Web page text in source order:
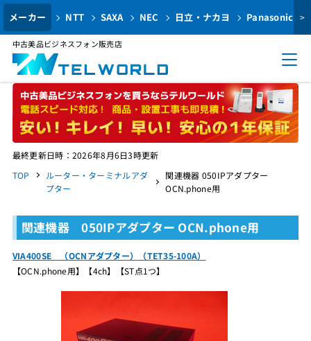
メーカー NTT SAXA NEC 日立・ナカヨ Panasonic >
中古美品ビジネスフォン販売店
最終更新日時：2026年8月6日3時更新
TOP
ルーター・ターミナルアダ
プター
関連機器 050IPアダプター
OCN.phone用
関連機器 050IPアダプター OCN.phone用
VIA400SE （OCNアダプター）（TET35-100A）
【OCN.phone用】【4ch】【ST点1つ】